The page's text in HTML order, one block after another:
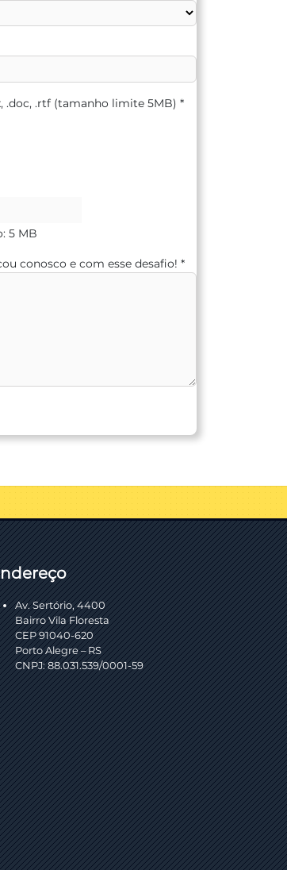
.doc, .rtf (tamanho limite 5MB) *
5 MB
conosco e com esse desafio! *
Av. Sertório, 4400
Bairro Vila Floresta
CEP 91040-620
Porto Alegre – RS
CNPJ: 88.031.539/0001-59